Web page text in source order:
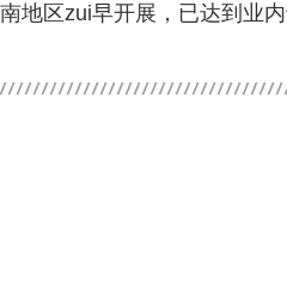
南地区zui早开展，已达到业内